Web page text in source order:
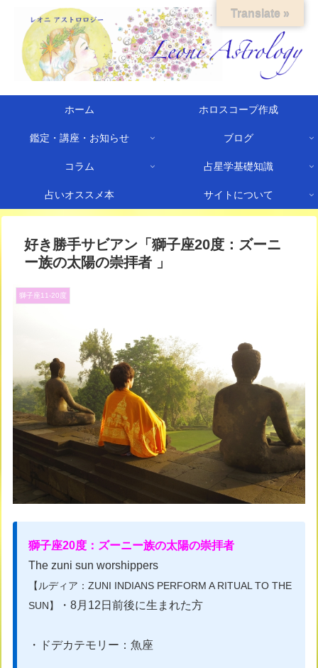
ホーム ホロスコープ作成
鑑定・講座・お知らせ ブログ
コラム 占星学基礎知識
占いオススメ本 サイトについて
好き勝手サビアン「獅子座20度：ズーニ
ー族の太陽の崇拝者 」
獅子座11-20度
獅子座20度：ズーニー族の太陽の崇拝者
The zuni sun worshippers
【ルディア：ZUNI INDIANS PERFORM A RITUAL TO THE
SUN】 ・8月12日前後に生まれた方
・ドデカテモリー：魚座
Translate »